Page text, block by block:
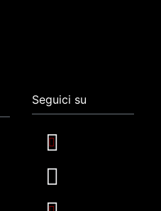
Seguici su